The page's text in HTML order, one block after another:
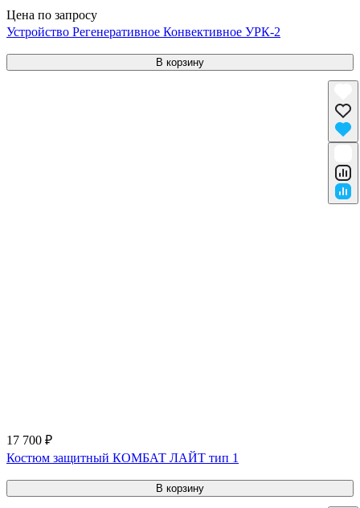
Цена по запросу
Устройство Регенеративное Конвективное УРК-2
В корзину
17 700 ₽
Костюм защитный КОМБАТ ЛАЙТ тип 1
В корзину